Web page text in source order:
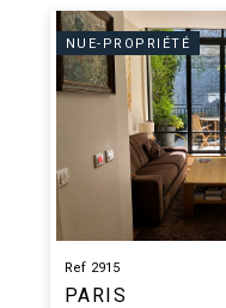
NUE-PROPRIÉTÉ
Ref 2915
PARIS